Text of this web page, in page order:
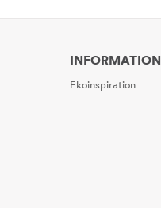
INFORMATION
Ekoinspiration